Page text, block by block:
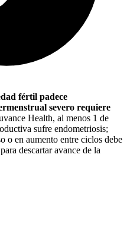
fértil padece
severo requiere
Health, al menos 1 de
sufre endometriosis;
o en aumento entre ciclos debe
descartar avance de la